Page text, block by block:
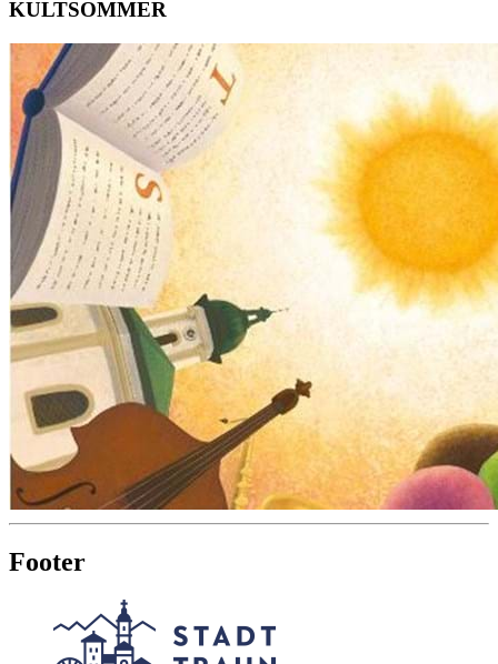
KULTSOMMER
Footer